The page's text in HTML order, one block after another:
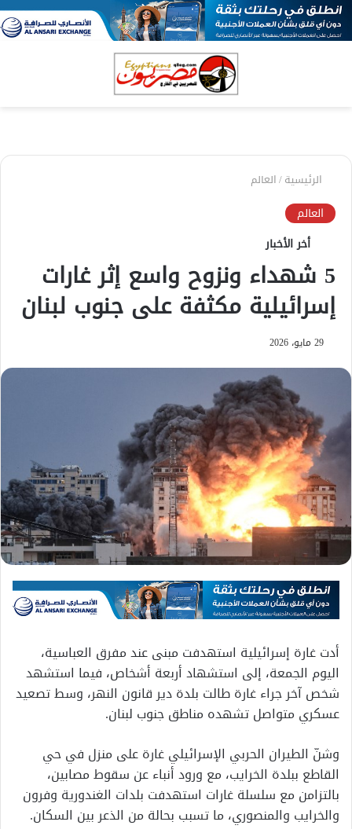
الرئيسية/العالم
العالم
أخر الأخبار
5 شهداء ونزوح واسع إثر غارات
إسرائيلية مكثفة على جنوب لبنان
29 مايو، 2026
أدت غارة إسرائيلية استهدفت مبنى عند مفرق العباسية،
اليوم الجمعة، إلى استشهاد أربعة أشخاص، فيما استشهد
شخص آخر جراء غارة طالت بلدة دير قانون النهر، وسط تصعيد
عسكري متواصل تشهده مناطق جنوب لبنان.
وشنّ الطيران الحربي الإسرائيلي غارة على منزل في حي
القاطع ببلدة الخرايب، مع ورود أنباء عن سقوط مصابين،
بالتزامن مع سلسلة غارات استهدفت بلدات الغندورية وفرون
والخرايب والمنصوري، ما تسبب بحالة من الذعر بين السكان.